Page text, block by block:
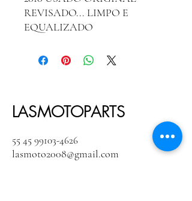
REVISADO... LIMPO E
EQUALIZADO
LASMOTOPARTS
55 45 99103-4626
lasmoto2008@gmail.com